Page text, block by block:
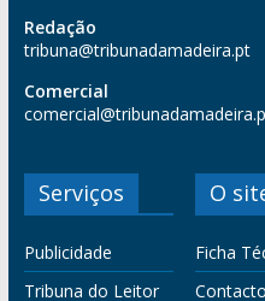
Redação
tribuna@tribunadamadeira.pt
Comercial
Serviços
Publicidade
Tribuna do Leitor
O
Ficha